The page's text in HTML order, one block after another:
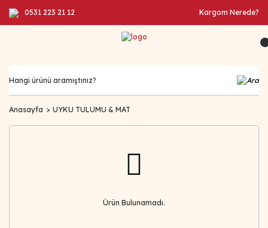
0531 223 21 12 Kargom Nerede?
Anasayfa UYKU TULUMU & MAT
Ürün Bulunamadı.